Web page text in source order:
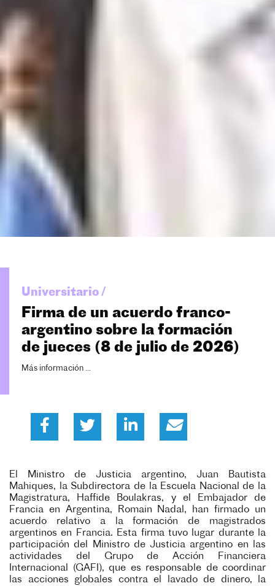
Universitario /
Firma de un acuerdo franco-
argentino sobre la formación
de jueces (8 de julio de 2026)
Más información ...
El Ministro de Justicia argentino, Juan Bautista
Mahiques, la Subdirectora de la Escuela Nacional de la
Magistratura, Haffide Boulakras, y el Embajador de
Francia en Argentina, Romain Nadal, han firmado un
acuerdo relativo a la formación de magistrados
argentinos en Francia. Esta firma tuvo lugar durante la
participación del Ministro de Justicia argentino en las
actividades del Grupo de Acción Financiera
Internacional (GAFI), que es responsable de coordinar
las acciones globales contra el lavado de dinero, la